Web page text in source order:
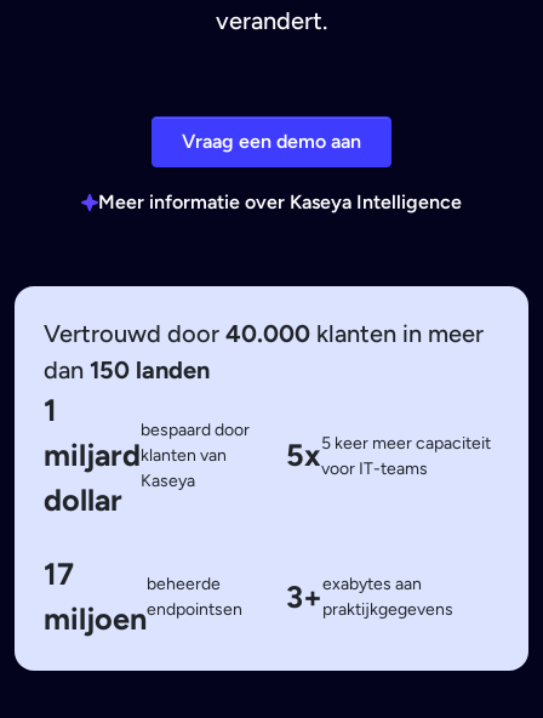
verandert.
Vraag een demo aan
Meer informatie over Kaseya Intelligence
Vertrouwd door 40.000 klanten in meer
dan 150 landen
1
miljard
dollar
bespaard door
klanten van
Kaseya
5x5 keer meer capaciteit
voor IT-teams
17
miljoen
beheerde
endpointsen
3+exabytes aan
praktijkgegevens